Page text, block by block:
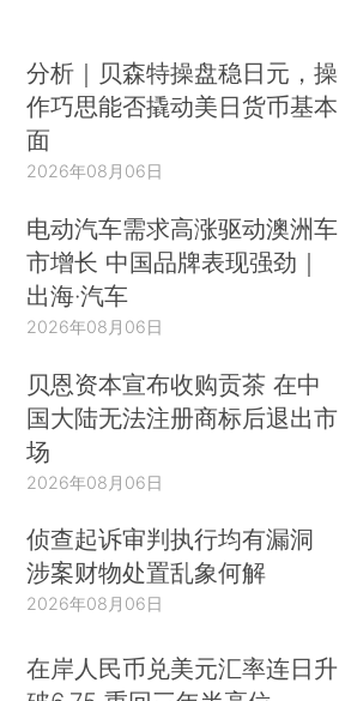
分析｜贝森特操盘稳日元，操
作巧思能否撬动美日货币基本
面
2026年08月06日
电动汽车需求高涨驱动澳洲车
市增长 中国品牌表现强劲｜
出海·汽车
2026年08月06日
贝恩资本宣布收购贡茶 在中
国大陆无法注册商标后退出市
场
2026年08月06日
侦查起诉审判执行均有漏洞
涉案财物处置乱象何解
2026年08月06日
在岸人民币兑美元汇率连日升